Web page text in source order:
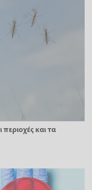
και τα